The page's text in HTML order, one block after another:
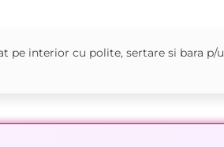
pe interior cu polite, sertare si bara p/u